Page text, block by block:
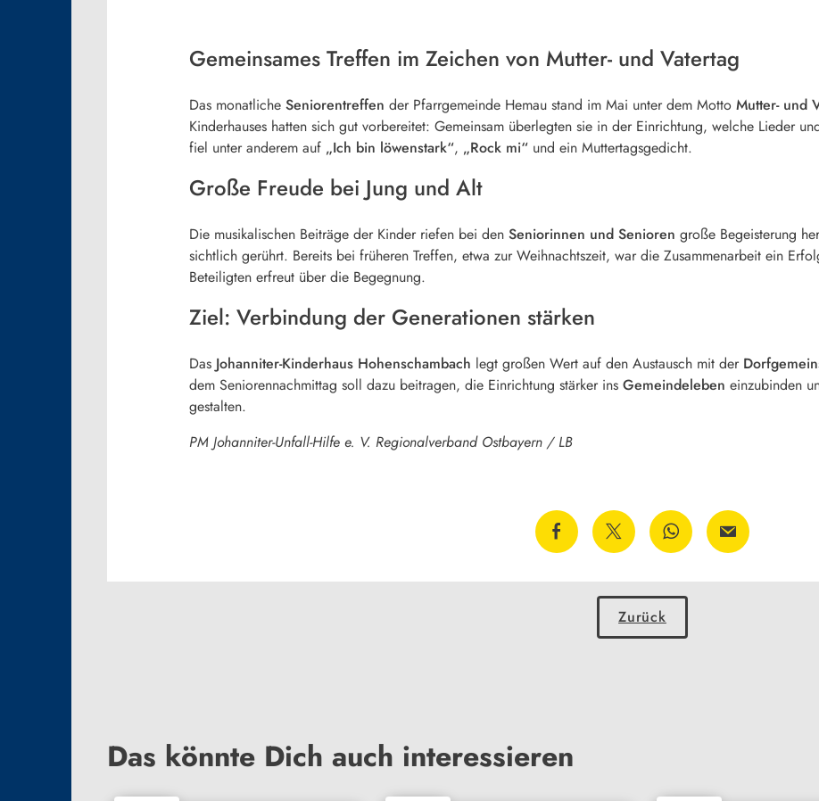
Gemeinsames Treffen im Zeichen von Mutter- und Vatertag
Das monatliche Seniorentreffen der Pfarrgemeinde Hemau stand im Mai unter dem Motto Mutter- und
Kinderhauses hatten sich gut vorbereitet: Gemeinsam überlegten sie in der Einrichtung, welche Lieder
fiel unter anderem auf „Ich bin löwenstark“, „Rock mi“ und ein Muttertagsgedicht.
Große Freude bei Jung und Alt
Die musikalischen Beiträge der Kinder riefen bei den Seniorinnen und Senioren große Begeisterung
sichtlich gerührt. Bereits bei früheren Treffen, etwa zur Weihnachtszeit, war die Zusammenarbeit ein
Beteiligten erfreut über die Begegnung.
Ziel: Verbindung der Generationen stärken
Das Johanniter-Kinderhaus Hohenschambach legt großen Wert auf den Austausch mit der
dem Seniorennachmittag soll dazu beitragen, die Einrichtung stärker ins Gemeindeleben einzubinden
gestalten.
PM Johanniter-Unfall-Hilfe e. V. Regionalverband Ostbayern / LB
Zurück
Das könnte Dich auch interessieren